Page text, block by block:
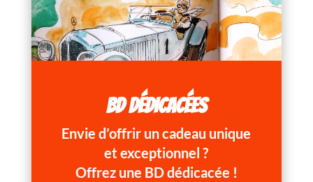
BD DÉDICACÉES
Envie d’offrir un cadeau unique
et exceptionnel ?
Offrez une BD dédicacée !